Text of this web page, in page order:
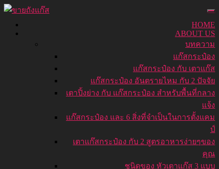
HOME
ABOUT US
บทความ
แก๊สกระป๋อง
แก๊สกระป๋อง กับ เตาแก๊ส
แก๊สกระป๋อง อันตรายไหม กับ 2 ปัจจัย
เตาปิ้งย่าง กับ แก๊สกระป๋อง สำหรับพื้นที่กลาง
แจ้ง
แก๊สกระป๋อง และ 6 สิ่งที่จำเป็นในการตั้งแคม
ป์
เตาแก๊สกระป๋อง กับ 2 สูตรอาหารง่ายๆของ
คุณ
ชนิดของ หัวเตาแก๊ส 3 แบบ